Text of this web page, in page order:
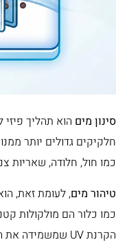
סינון מים הוא תהליך
חלקיקים גדולים יותר
כמו חול, חלודה, שאריות
טיהור מים, לעומת זאת,
כמו כלור הם מולקולות